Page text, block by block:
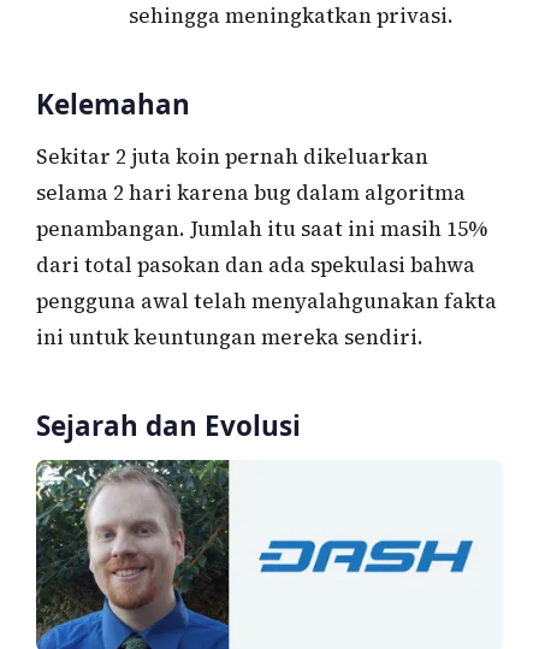
sehingga meningkatkan privasi.
Kelemahan
Sekitar 2 juta koin pernah dikeluarkan
selama 2 hari karena bug dalam algoritma
penambangan. Jumlah itu saat ini masih 15%
dari total pasokan dan ada spekulasi bahwa
pengguna awal telah menyalahgunakan fakta
ini untuk keuntungan mereka sendiri.
Sejarah dan Evolusi